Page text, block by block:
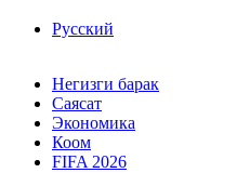
Русский
Негизги барак
Саясат
Экономика
Коом
FIFA 2026